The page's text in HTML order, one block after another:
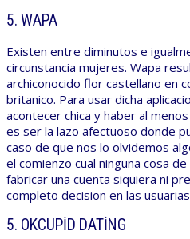
5. WAPA
Existen entre diminutos e
circunstancia mujeres. Wapa
archiconocido flor castellano en
britanico. Para usar dicha
acontecer chica y haber al
es ser la lazo afectuoso donde
caso de que nos lo olvidemos
el comienzo cual ninguna cosa
fabricar una cuenta siquiera ni
completo decision en las
5. OKCUPID DATING